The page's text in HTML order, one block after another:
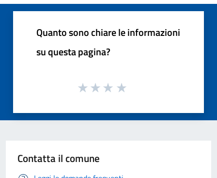
Quanto sono chiare le informazioni
su questa pagina?
Contatta il comune